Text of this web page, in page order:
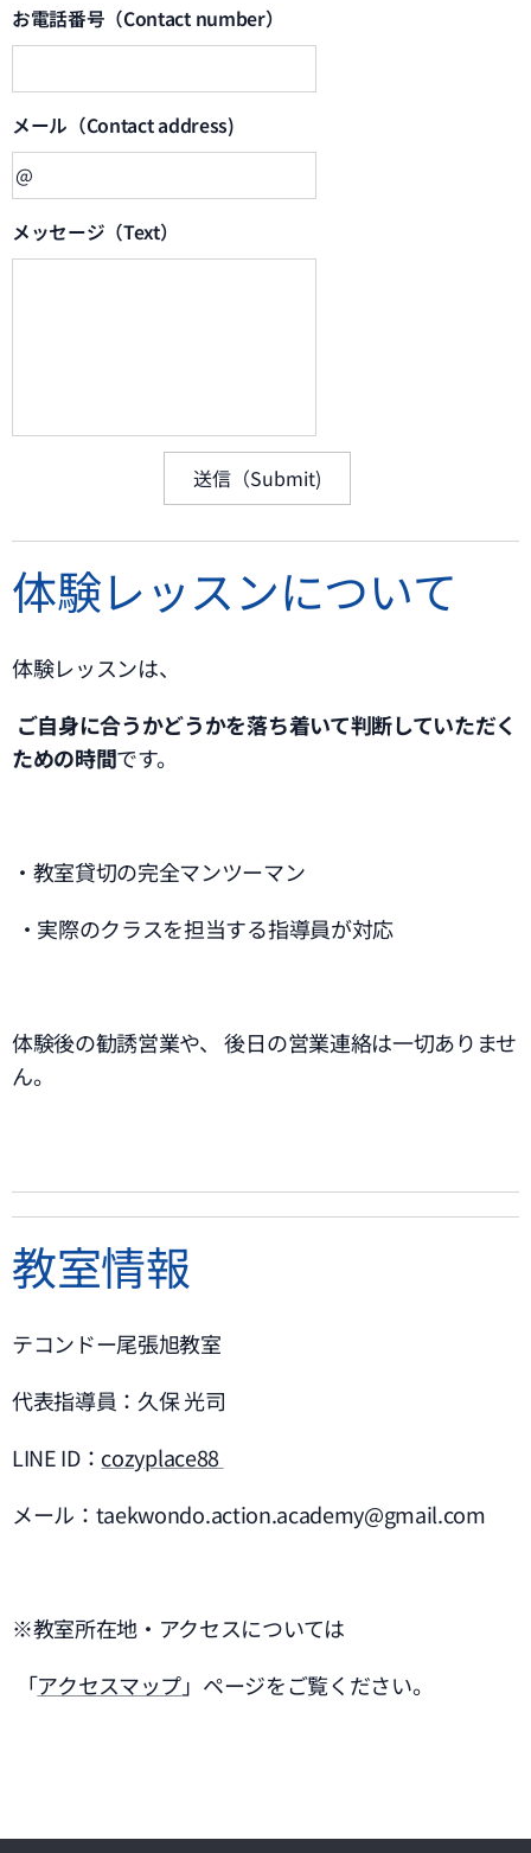
お電話番号（Contact number）
メール（Contact address)
メッセージ（Text）
送信（Submit)
体験レッスンについて
体験レッスンは、
ご自身に合うかどうかを落ち着いて判断していただく
ための時間です。
・教室貸切の完全マンツーマン
・実際のクラスを担当する指導員が対応
体験後の勧誘営業や、 後日の営業連絡は一切ありませ
ん。
教室情報
テコンドー尾張旭教室
代表指導員：久保 光司
LINE ID： cozyplace88
メール：taekwondo.action.academy@gmail.com
※教室所在地・アクセスについては
「アクセスマップ」ページをご覧ください。